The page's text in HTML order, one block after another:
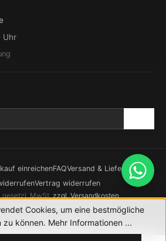
Uhr
einreichenFAQVersand & Lieferung
Vertrag widerrufen
gesetzl. MwSt.zzgl. Versandkosten
GmbH. Alle Rechte vorbehalten.
durch XICTRON
Cookies, um eine bestmögliche
zu können. Mehr Informationen ...